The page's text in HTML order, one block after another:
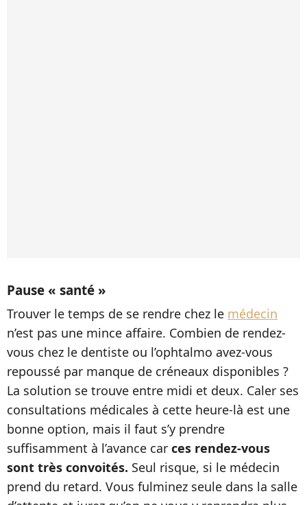
Pause « santé »
Trouver le temps de se rendre chez le médecin
n’est pas une mince affaire. Combien de rendez-
vous chez le dentiste ou l’ophtalmo avez-vous
repoussé par manque de créneaux disponibles ?
La solution se trouve entre midi et deux. Caler ses
consultations médicales à cette heure-là est une
bonne option, mais il faut s’y prendre
suffisamment à l’avance car ces rendez-vous
sont très convoités. Seul risque, si le médecin
prend du retard. Vous fulminez seule dans la salle